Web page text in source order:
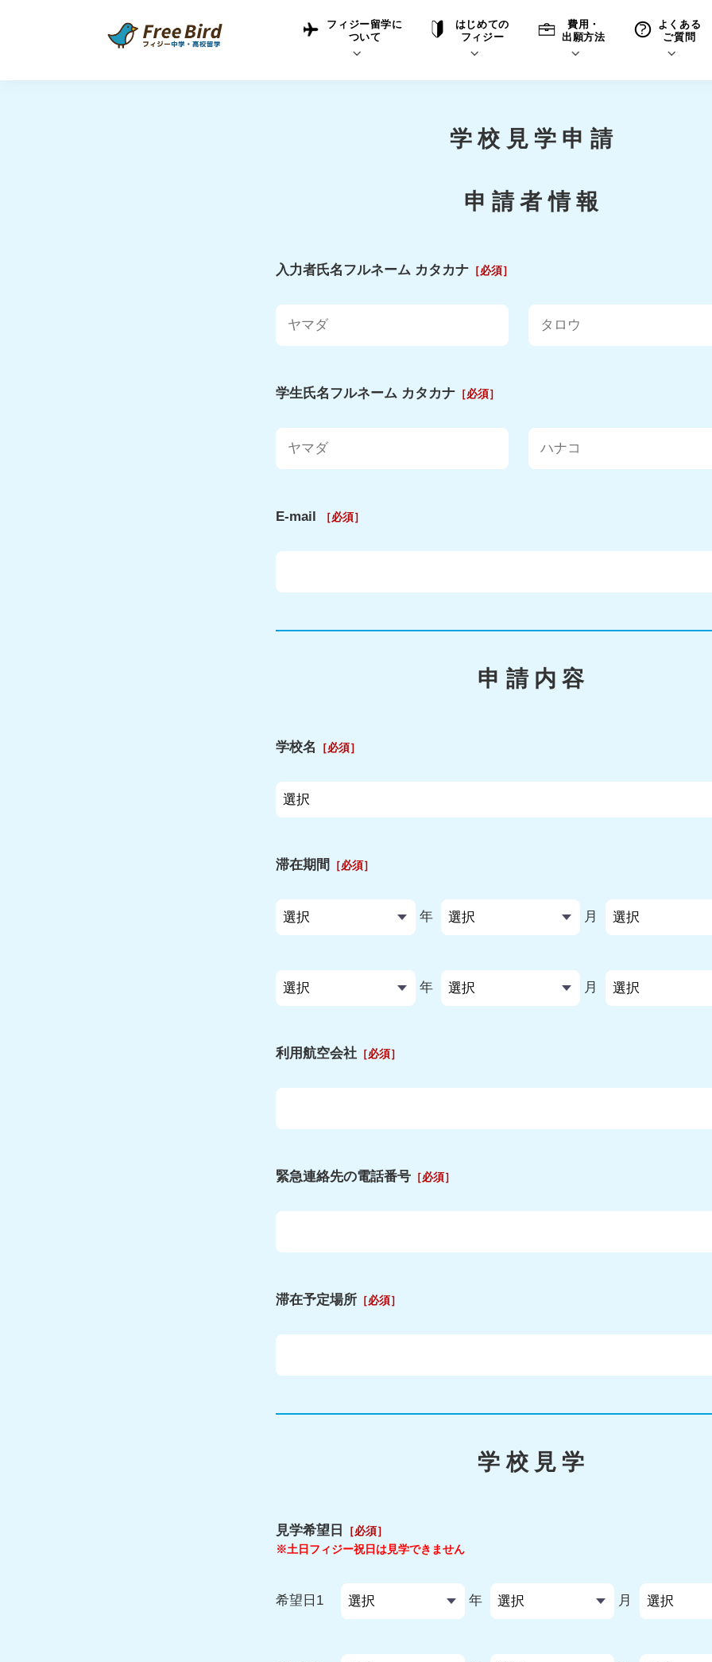
フィジー留学に
ついて
はじめての
フィジー
費用・
出願方法
よくある
ご質問
学校見学申請
申請者情報
入力者氏名フルネーム カタカナ ［必須］
学生氏名フルネーム カタカナ ［必須］
E-mail ［必須］
申請内容
学校名 ［必須］
滞在期間 ［必須］
年 月
年 月
利用航空会社 ［必須］
緊急連絡先の電話番号 ［必須］
滞在予定場所 ［必須］
学校見学
見学希望日
［必須］
※土日フィジー祝日は見学できません
希望日1 年 月